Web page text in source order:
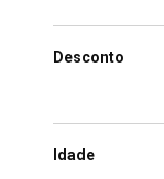
Desconto
Idade